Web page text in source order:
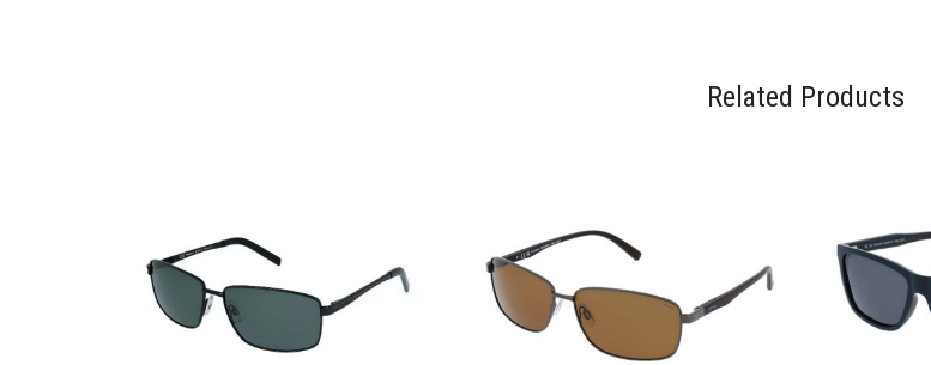
Related Products